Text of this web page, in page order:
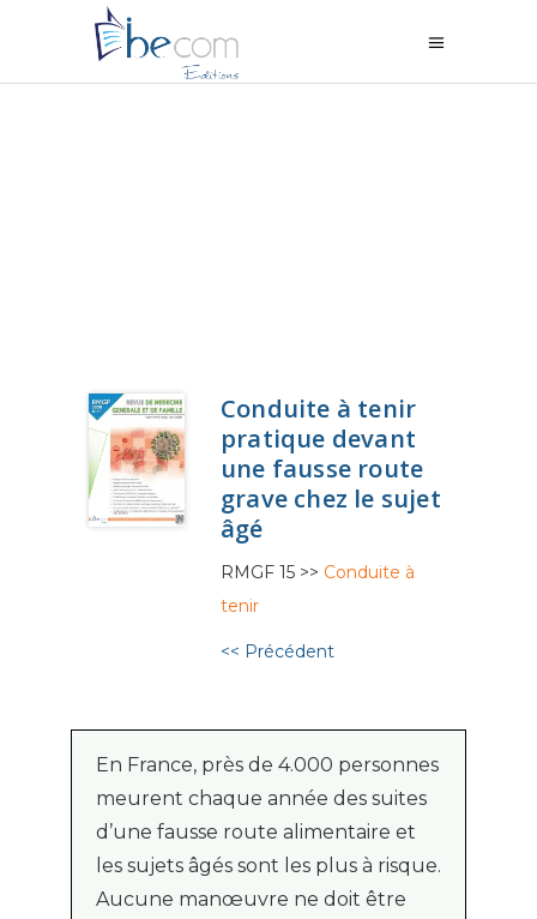
Conduite à tenir
pratique devant
une fausse route
grave chez le sujet
âgé
RMGF 15 >> Conduite à
tenir
<< Précédent
En France, près de 4.000 personnes
meurent chaque année des suites
d’une fausse route alimentaire et
les sujets âgés sont les plus à risque.
Aucune manœuvre ne doit être